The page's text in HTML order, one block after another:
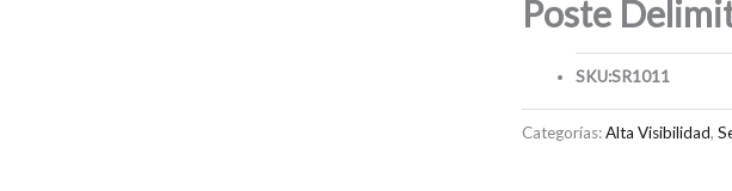
Poste
SKU:SR1011
Categorías:Alta Visibilidad,